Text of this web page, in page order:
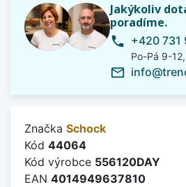
Jakýkoliv
poradíme.
phone +420 731
Po-Pá 9-
mail_outline
Značka Schock
Kód 44064
Kód výrobce 556120DAY
EAN 4014949637810